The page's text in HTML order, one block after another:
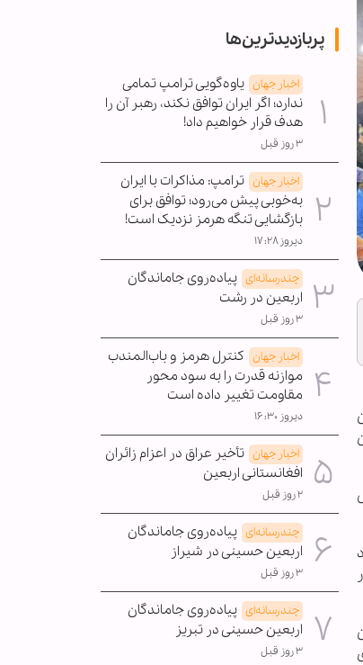
پربازدیدترین‌ها
اخبار جهان یاوه‌گویی ترامپ تمامی
ندارد؛ اگر ایران توافق نکند، رهبر آن را
هدف قرار خواهیم داد!
۳ روز قبل
اخبار جهان ترامپ: مذاکرات با ایران
به‌خوبی پیش می‌رود؛ توافق برای
بازگشایی تنگه هرمز نزدیک است!
دیروز ۱۷:۲۸
چندرسانه‌ای پیاده‌روی جاماندگان
اربعین در رشت
۳ روز قبل
اخبار جهان کنترل هرمز و باب‌المندب
موازنه قدرت را به سود محور
مقاومت تغییر داده است
دیروز ۱۶:۳۰
اخبار جهان تأخیر عراق در اعزام زائران
افغانستانی اربعین
۲ روز قبل
چندرسانه‌ای پیاده‌روی جاماندگان
اربعین حسینی در شیراز
۳ روز قبل
چندرسانه‌ای پیاده‌روی جاماندگان
اربعین حسینی در تبریز
۳ روز قبل